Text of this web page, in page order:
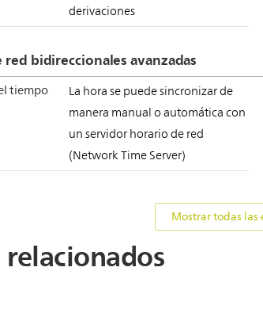
derivaciones
bidireccionales avanzadas
tiempo
La hora se puede sincronizar de
manera manual o automática con
un servidor horario de red
(Network Time Server)
Mostrar todas las